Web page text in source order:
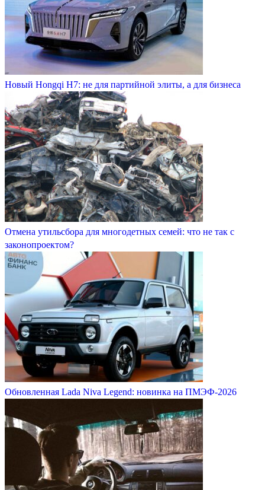
Новый Hongqi H7: не для партийной элиты, а для бизнеса
Отмена утильсбора для многодетных семей: что не так с
законопроектом?
Обновленная Lada Niva Legend: новинка на ПМЭФ-2026